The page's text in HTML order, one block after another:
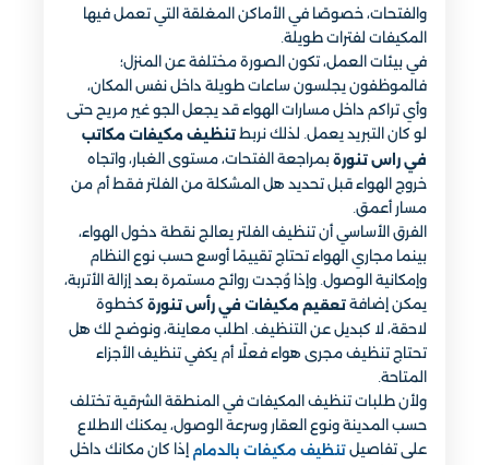
والفتحات، خصوصًا في الأماكن المغلقة التي تعمل فيها
المكيفات لفترات طويلة.
في بيئات العمل، تكون الصورة مختلفة عن المنزل؛
فالموظفون يجلسون ساعات طويلة داخل نفس المكان،
وأي تراكم داخل مسارات الهواء قد يجعل الجو غير مريح حتى
لو كان التبريد يعمل. لذلك نربط تنظيف مكيفات مكاتب
في راس تنورة بمراجعة الفتحات، مستوى الغبار، واتجاه
خروج الهواء قبل تحديد هل المشكلة من الفلتر فقط أم من
مسار أعمق.
الفرق الأساسي أن تنظيف الفلتر يعالج نقطة دخول الهواء،
بينما مجاري الهواء تحتاج تقييمًا أوسع حسب نوع النظام
وإمكانية الوصول. وإذا وُجدت روائح مستمرة بعد إزالة الأتربة،
يمكن إضافة تعقيم مكيفات في رأس تنورة كخطوة
لاحقة، لا كبديل عن التنظيف. اطلب معاينة، ونوضح لك هل
تحتاج تنظيف مجرى هواء فعلًا أم يكفي تنظيف الأجزاء
المتاحة.
ولأن طلبات تنظيف المكيفات في المنطقة الشرقية تختلف
حسب المدينة ونوع العقار وسرعة الوصول، يمكنك الاطلاع
على تفاصيل تنظيف مكيفات بالدمام إذا كان مكانك داخل